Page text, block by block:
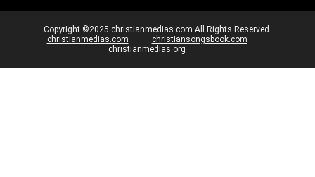
Copyright ©2025 christianmedias.com All Rights Reserved.
christianmedias.com
christiansongsbook.com
christianmedias.org